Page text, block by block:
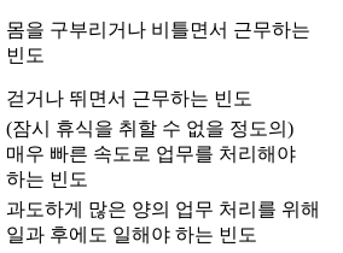
몸을 구부리거나 비틀면서 근무하는
빈도
걷거나 뛰면서 근무하는 빈도
(잠시 휴식을 취할 수 없을 정도의)
매우 빠른 속도로 업무를 처리해야
하는 빈도
과도하게 많은 양의 업무 처리를 위해
일과 후에도 일해야 하는 빈도